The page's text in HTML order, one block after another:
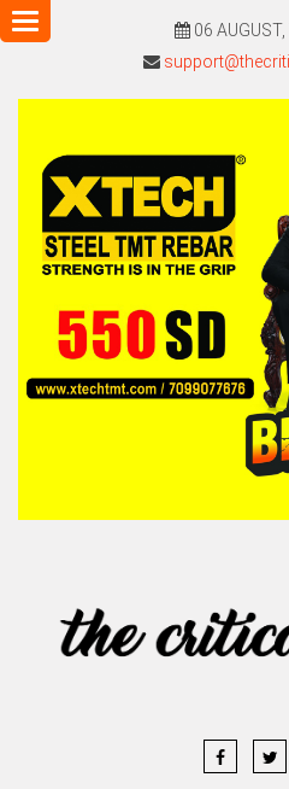
06
Toggle
navigation